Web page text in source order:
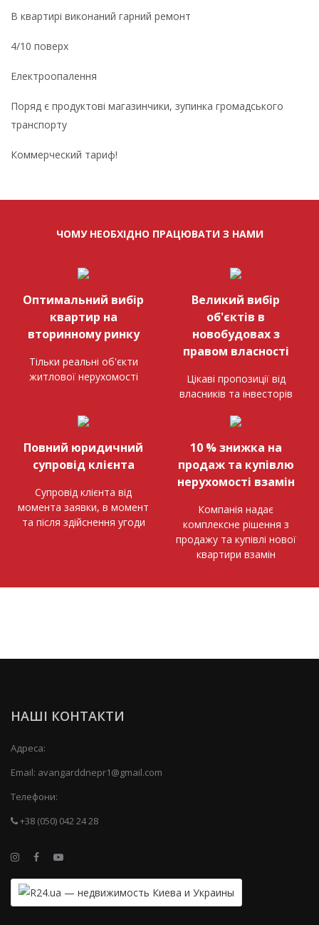
В квартирі виконаний гарний ремонт
4/10 поверх
Електроопалення
Поряд є продуктові магазинчики, зупинка громадського
транспорту
Коммерческий тариф!
ЧОМУ НЕОБХІДНО ПРАЦЮВАТИ З НАМИ
Оптимальний вибір
квартир на
вторинному ринку
Тільки реальні об'єкти
житлової нерухомості
Великий вибір
об'єктів в
новобудовах з
правом власності
Цікаві пропозиції від
власників та інвесторів
Повний юридичний
супровід клієнта
Супровід клієнта від
момента заявки, в момент
та після здійснення угоди
10 % знижка на
продаж та купівлю
нерухомості взамін
Компанія надає
комплексне рішення з
продажу та купівлі нової
квартири взамін
НАШІ КОНТАКТИ
Адреса:
Email: avangarddnepr1@gmail.com
Телефони:
+38 (050) 042 24 28